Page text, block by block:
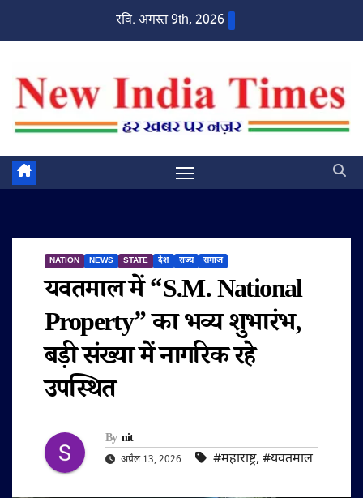
रवि. अगस्त 9th, 2026
NATION NEWS STATE देश राज्य समाज
यवतमाल में “S.M. National
Property” का भव्य शुभारंभ,
बड़ी संख्या में नागरिक रहे
उपस्थित
By nit
अप्रैल 13, 2026 #महाराष्ट्र, #यवतमाल